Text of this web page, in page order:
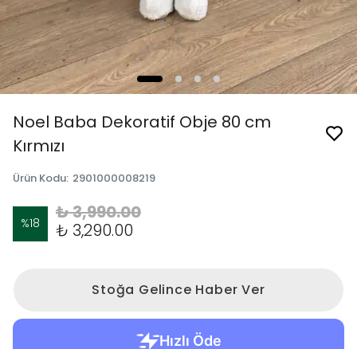
Noel Baba Dekoratif Obje 80 cm
Kırmızı
Ürün Kodu: 2901000008219
%18
₺ 3,990.00
₺ 3,290.00
Stoğa Gelince Haber Ver